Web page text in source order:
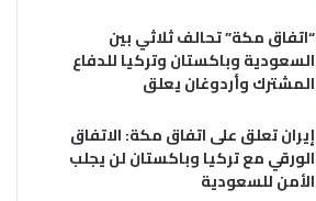
“اتفاق مكة” تحالف ثلاثي بين
السعودية وباكستان وتركيا للدفاع
المشترك وأردوغان يعلق
إيران تعلق على اتفاق مكة: الاتفاق
الورقي مع تركيا وباكستان لن يجلب
الأمن للسعودية